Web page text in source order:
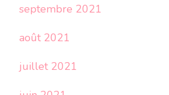
septembre 2021
août 2021
juillet 2021